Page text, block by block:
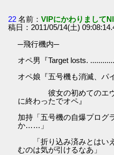
22 名前：VIPにかわりまして
稿日：2011/05/14(土)
─飛行機内─
オペ男『Target losts.
オペ娘『五号機も消滅、パ
彼女の初めてのエヴァ
に終わったでオペ』
加持「五号機の自爆プログ
か……」
「折り込み済みとはいえ
むのは気が引けるなあ」